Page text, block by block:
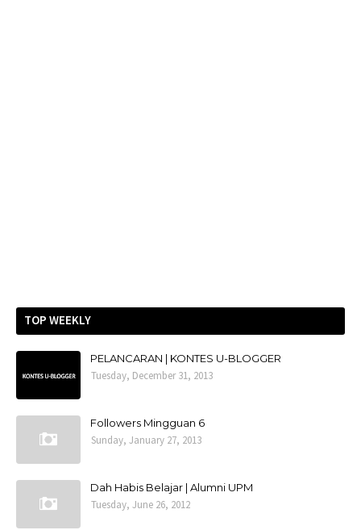
TOP WEEKLY
PELANCARAN | KONTES U-BLOGGER
Tuesday, December 31, 2013
Followers Mingguan 6
Sunday, January 27, 2013
Dah Habis Belajar | Alumni UPM
Tuesday, June 26, 2012